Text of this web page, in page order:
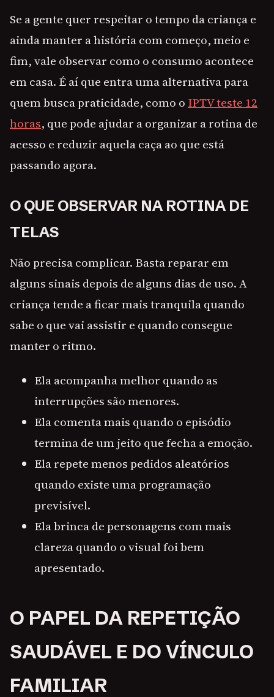
Se a gente quer respeitar o tempo da criança e
ainda manter a história com começo, meio e
fim, vale observar como o consumo acontece
em casa. É aí que entra uma alternativa para
quem busca praticidade, como o IPTV teste 12
horas, que pode ajudar a organizar a rotina de
acesso e reduzir aquela caça ao que está
passando agora.
O QUE OBSERVAR NA ROTINA DE
TELAS
Não precisa complicar. Basta reparar em
alguns sinais depois de alguns dias de uso. A
criança tende a ficar mais tranquila quando
sabe o que vai assistir e quando consegue
manter o ritmo.
Ela acompanha melhor quando as
interrupções são menores.
Ela comenta mais quando o episódio
termina de um jeito que fecha a emoção.
Ela repete menos pedidos aleatórios
quando existe uma programação
previsível.
Ela brinca de personagens com mais
clareza quando o visual foi bem
apresentado.
O PAPEL DA REPETIÇÃO
SAUDÁVEL E DO VÍNCULO
FAMILIAR